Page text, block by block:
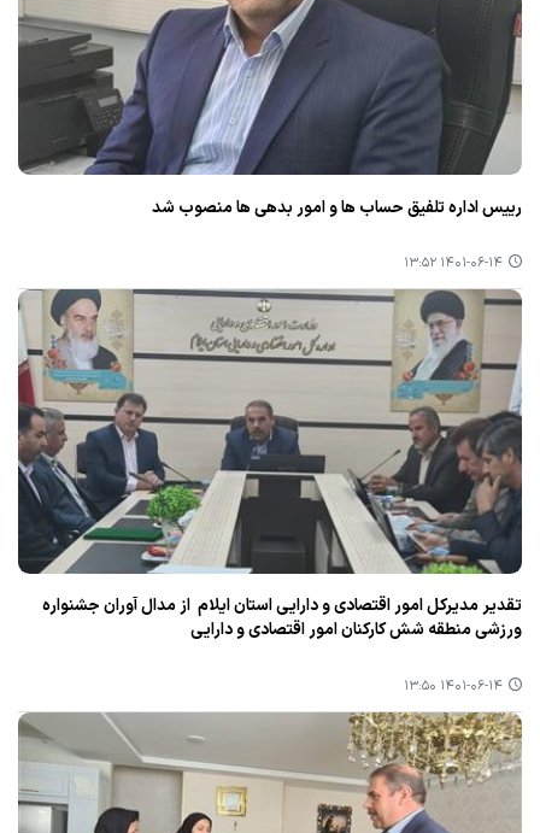
رییس اداره تلفیق حساب ها و امور بدهی ها منصوب شد
۱۴۰۱-۰۶-۱۴ ۱۳:۵۲
تقدیر مدیركل امور اقتصادی و دارایی استان ایلام از مدال آوران جشنواره
ورزشی منطقه شش كاركنان امور اقتصادی و دارایی
۱۴۰۱-۰۶-۱۴ ۱۳:۵۰